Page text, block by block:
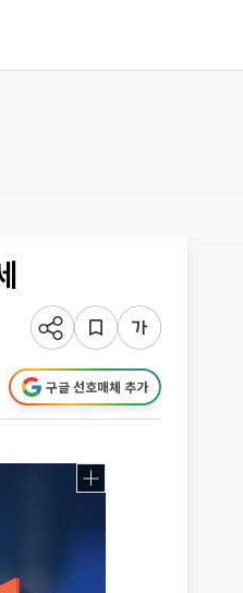
구글 선호매체 추가